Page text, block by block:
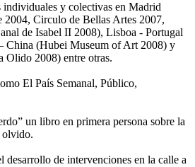
individuales y colectivas en Madrid
2004, Circulo de Bellas Artes 2007,
de Isabel II 2008), Lisboa - Portugal
China (Hubei Museum of Art 2008) y
Olido 2008) entre otras.
El País Semanal, Público,
un libro en primera persona sobre la
olvido.
desarrollo de intervenciones en la calle a